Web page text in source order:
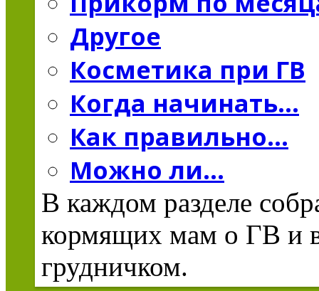
Другое
Косметика при ГВ
Когда начинать...
Как правильно...
Можно ли...
В каждом разделе
кормящих мам о ГВ и
грудничком.